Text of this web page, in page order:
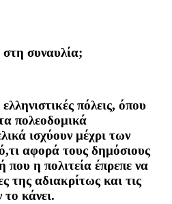
στη συναυλία;
πόλεις, όπου
πολεοδομικά
ισχύουν μέχρι των
αφορά τους δημόσιους
η πολιτεία έπρεπε να
της αδιακρίτως και τις
το κάνει.